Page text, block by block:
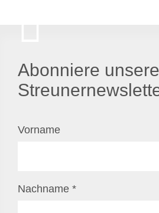
Abonniere
Vorname
Nachname *